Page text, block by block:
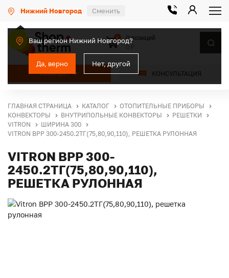
Нижний Новгород Сменить
Ваш регион Нижний Новгород?
Да, верно Нет, другой
КАТАЛОГ КОНСУЛЬТАЦИЯ
0
0 позиций
ГЛАВНАЯ СТРАНИЦА КАТАЛОГ
ОТОПИТЕЛЬНЫЕ ПРИБОРЫ
КОНВЕКТОРЫ
ВНУТРИПОЛЬНЫЕ КОНВЕКТОРЫ
РЕШЕТКИ
VITRON
ШИРИНА 300
VITRON ВРР 300-2450.2ТГ(75,80,90,110), РЕШЕТКА РУЛОННАЯ
VITRON ВРР 300-
2450.2ТГ(75,80,90,110),
РЕШЕТКА РУЛОННАЯ